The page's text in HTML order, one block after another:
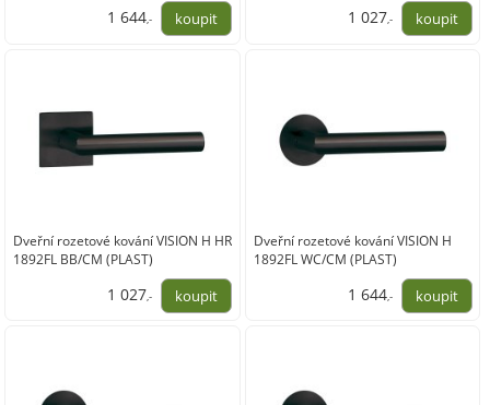
1 644,- 1 027,-
Dveřní rozetové kování VISION H HR
1892FL BB/CM (PLAST)
1 027,-
Dveřní rozetové kování VISION H
1892FL WC/CM (PLAST)
1 644,-